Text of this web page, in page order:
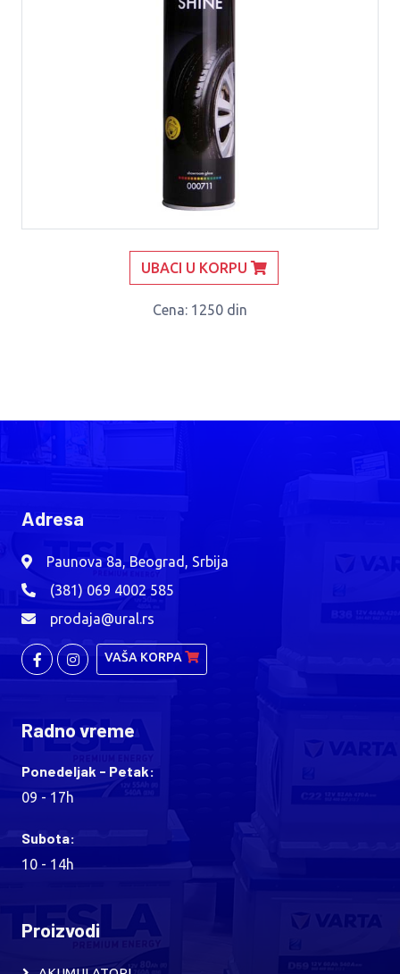
UBACI U KORPU
Cena: 1250 din
Adresa
Paunova 8a, Beograd, Srbija
(381) 069 4002 585
prodaja@ural.rs
VAŠA KORPA
Radno vreme
Ponedeljak - Petak:
09 - 17h
Subota:
10 - 14h
Proizvodi